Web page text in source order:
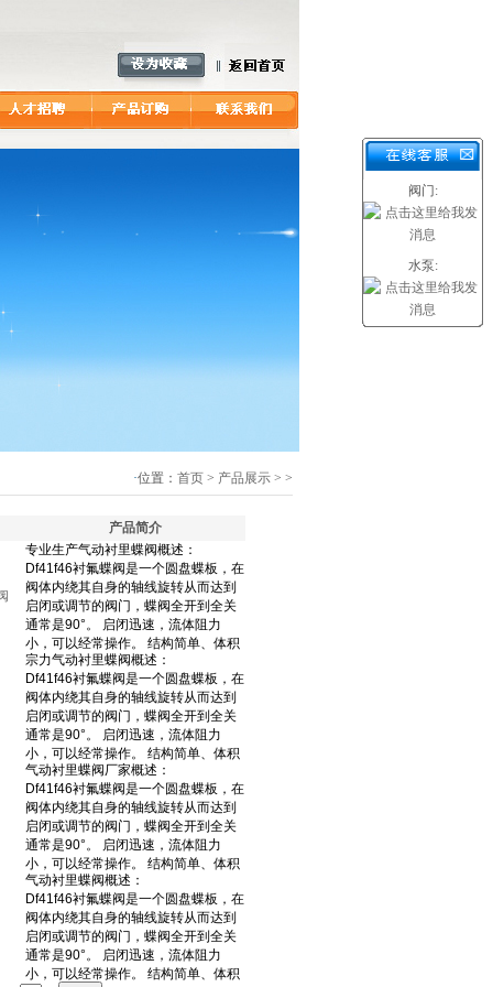
·位置： 首页 > 产品展示 > >
产品简介
阀门:
水泵: